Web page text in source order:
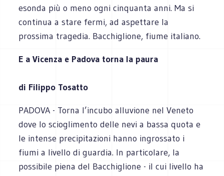
esonda più o meno ogni cinquanta anni. Ma si
continua a stare fermi, ad aspettare la
prossima tragedia. Bacchiglione, fiume italiano.
E a Vicenza e Padova torna la paura
di Filippo Tosatto
PADOVA - Torna l’incubo alluvione nel Veneto
dove lo scioglimento delle nevi a bassa quota e
le intense precipitazioni hanno ingrossato i
fiumi a livello di guardia. In particolare, la
possibile piena del Bacchiglione - il cui livello ha